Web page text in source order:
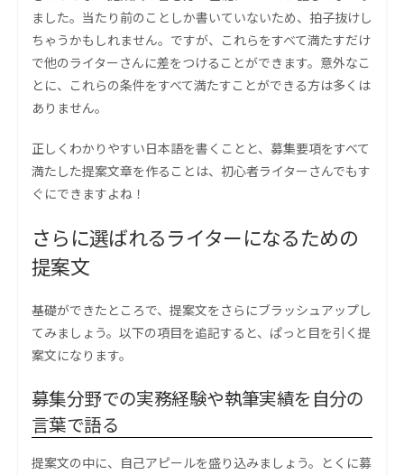
ました。当たり前のことしか書いていないため、拍子抜けし
ちゃうかもしれません。ですが、これらをすべて満たすだけ
で他のライターさんに差をつけることができます。意外なこ
とに、これらの条件をすべて満たすことができる方は多くは
ありません。
正しくわかりやすい日本語を書くことと、募集要項をすべて
満たした提案文章を作ることは、初心者ライターさんでもす
ぐにできますよね！
さらに選ばれるライターになるための
提案文
基礎ができたところで、提案文をさらにブラッシュアップし
てみましょう。以下の項目を追記すると、ぱっと目を引く提
案文になります。
募集分野での実務経験や執筆実績を自分の
言葉で語る
提案文の中に、自己アピールを盛り込みましょう。とくに募